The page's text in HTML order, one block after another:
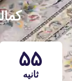
53
ثانیه